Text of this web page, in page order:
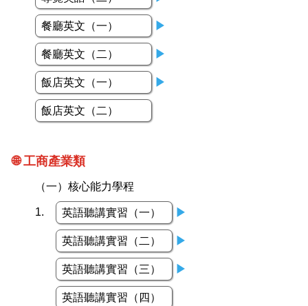
餐廳英文（一） ▶
餐廳英文（二） ▶
飯店英文（一） ▶
飯店英文（二）
🌐 工商產業類
（一）核心能力學程
1. 英語聽講實習（一） ▶
英語聽講實習（二） ▶
英語聽講實習（三） ▶
英語聽講實習（四）